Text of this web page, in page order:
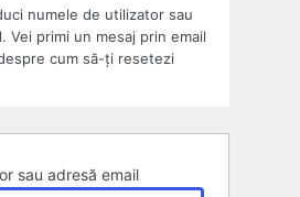
numele de utilizator sau
Vei primi un mesaj prin email
cum să-ți resetezi
sau adresă email